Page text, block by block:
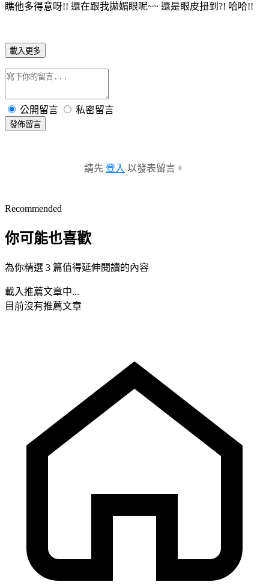
瞧他多得意呀!! 還在跟我拋媚眼呢~~ 還是眼皮扭到?! 哈哈!!
載入更多
公開留言 私密留言
發佈留言
請先 登入 以發表留言。
Recommended
你可能也喜歡
為你精選 3 篇值得延伸閱讀的內容
載入推薦文章中...
目前沒有推薦文章